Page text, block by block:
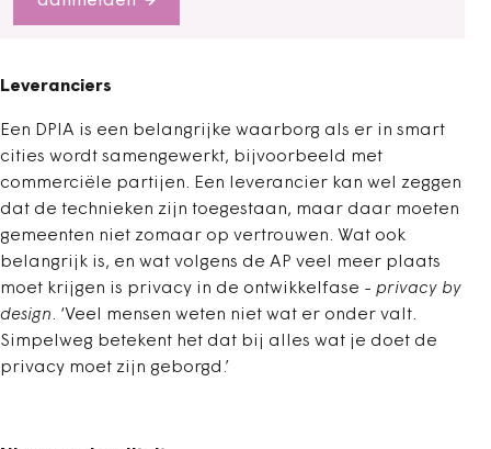
Leveranciers
Een DPIA is een belangrijke waarborg als er in smart
cities wordt samengewerkt, bijvoorbeeld met
commerciële partijen. Een leverancier kan wel zeggen
dat de technieken zijn toegestaan, maar daar moeten
gemeenten niet zomaar op vertrouwen. Wat ook
belangrijk is, en wat volgens de AP veel meer plaats
moet krijgen is privacy in de ontwikkelfase - privacy by
design. ‘Veel mensen weten niet wat er onder valt.
Simpelweg betekent het dat bij alles wat je doet de
privacy moet zijn geborgd.’